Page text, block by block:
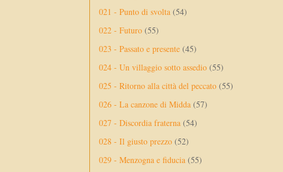
021 - Punto di svolta (54)
022 - Futuro (55)
023 - Passato e presente (45)
024 - Un villaggio sotto assedio (55)
025 - Ritorno alla città del peccato (55)
026 - La canzone di Midda (57)
027 - Discordia fraterna (54)
028 - Il giusto prezzo (52)
029 - Menzogna e fiducia (55)